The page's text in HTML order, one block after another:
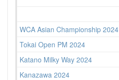
WCA Asian Championship 2024
Tokai Open PM 2024
Katano Milky Way 2024
Kanazawa 2024